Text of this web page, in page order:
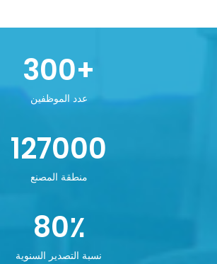
300+
عدد الموظفين
127000
منطقة المصنع
80٪
نسبة التصدير السنوية